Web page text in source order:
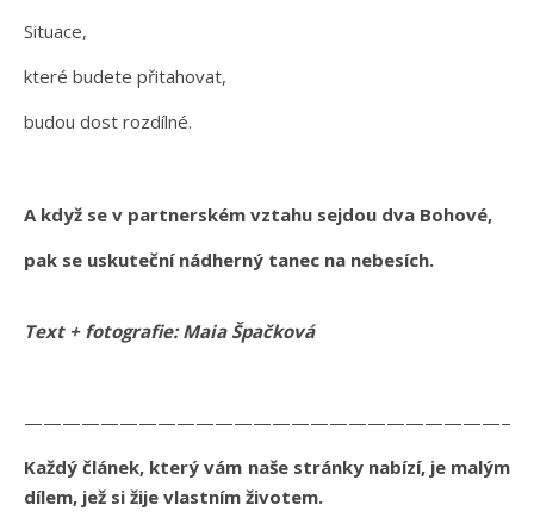
Situace,
které budete přitahovat,
budou dost rozdílné.
A když se v partnerském vztahu sejdou dva Bohové,
pak se uskuteční nádherný tanec na nebesích.
Text + fotografie: Maia Špačková
Každý článek, který vám naše stránky nabízí, je malým
dílem, jež si žije vlastním životem.